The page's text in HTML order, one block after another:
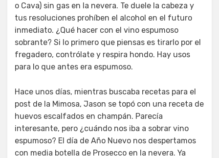
o Cava) sin gas en la nevera. Te duele la cabeza y
tus resoluciones prohíben el alcohol en el futuro
inmediato. ¿Qué hacer con el vino espumoso
sobrante? Si lo primero que piensas es tirarlo por el
fregadero, contrólate y respira hondo. Hay usos
para lo que antes era espumoso.
Hace unos días, mientras buscaba recetas para el
post de la Mimosa, Jason se topó con una receta de
huevos escalfados en champán. Parecía
interesante, pero ¿cuándo nos iba a sobrar vino
espumoso? El día de Año Nuevo nos despertamos
con media botella de Prosecco en la nevera. Ya